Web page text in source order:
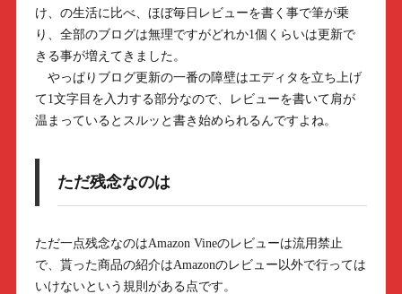
け、の生活に比べ、ほぼ毎日レビューを書く事で筆が乗
り、全部のブログは無理ですがどれか1個くらいは更新で
きる事が増えてきました。
やっぱりブログ更新の一番の障壁はエディタを立ち上げ
て1文字目を入力する部分なので、レビューを書いて肩が
温まっているとスルッと書き始められるんですよね。
ただ残念なのは
ただ一点残念なのはAmazon Vineのレビューは流用禁止
で、貰った商品の紹介はAmazonのレビュー以外で行っては
いけないという規則がある点です。